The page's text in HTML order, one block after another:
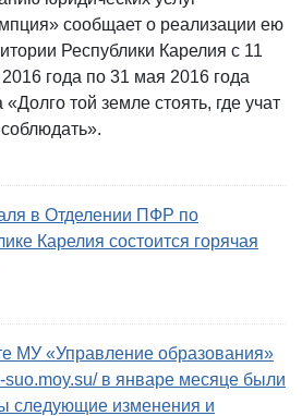
сообщает о реализации ею
Республики Карелия с 11
года по 31 мая 2016 года
«Долго той земле стоять, где учат
в Отделении ПФР по
Карелия состоится горячая
МУ «Управление образования»
suo.moy.su/ в январе месяце были
следующие изменения и